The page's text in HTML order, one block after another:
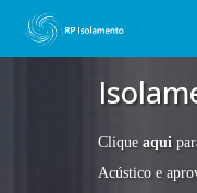
Clique
Isolamento